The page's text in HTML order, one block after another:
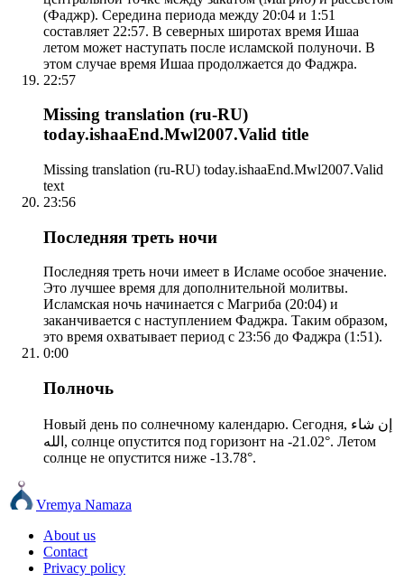
(Фаджр). Середина периода между 20:04 и 1:51
составляет 22:57. В северных широтах время Ишаа
летом может наступать после исламской полуночи. В
этом случае время Ишаа продолжается до Фаджра.
22:57
Missing translation (ru-RU)
today.ishaaEnd.Mwl2007.Valid title
Missing translation (ru-RU) today.ishaaEnd.Mwl2007.Valid
text
23:56
Последняя треть ночи
Последняя треть ночи имеет в Исламе особое значение.
Это лучшее время для дополнительной молитвы.
Исламская ночь начинается с Магриба (20:04) и
заканчивается с наступлением Фаджра. Таким образом,
это время охватывает период с 23:56 до Фаджра (1:51).
0:00
Полночь
Новый день по солнечному календарю. Сегодня, إن شاء
الله, солнце опустится под горизонт на -21.02°. Летом
солнце не опустится ниже -13.78°.
Vremya Namaza
About us
Contact
Privacy policy